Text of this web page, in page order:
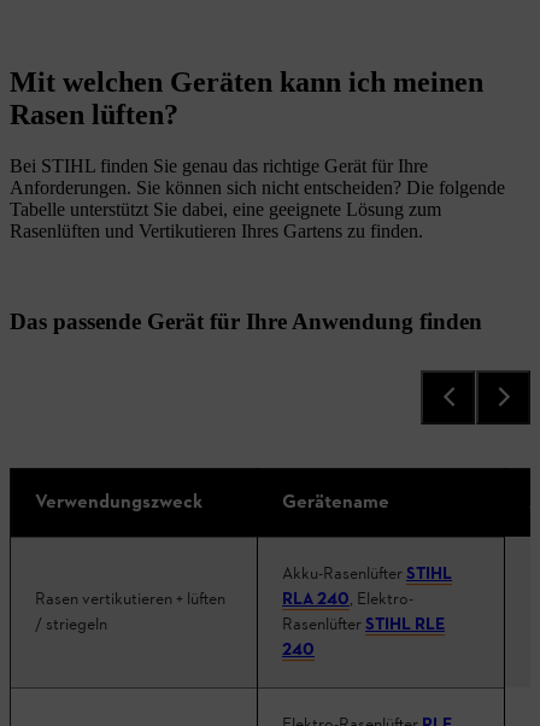
Mit welchen Geräten kann ich meinen
Rasen lüften?
Bei STIHL finden Sie genau das richtige Gerät für Ihre
Anforderungen. Sie können sich nicht entscheiden? Die folgende
Tabelle unterstützt Sie dabei, eine geeignete Lösung zum
Rasenlüften und Vertikutieren Ihres Gartens zu finden.
Das passende Gerät für Ihre Anwendung finden
Verwendungszweck Gerätename
Rasen vertikutieren + lüften
/ striegeln
Akku-RasenlüfterSTIHL
RLA 240, Elektro-
RasenlüfterSTIHL RLE
240